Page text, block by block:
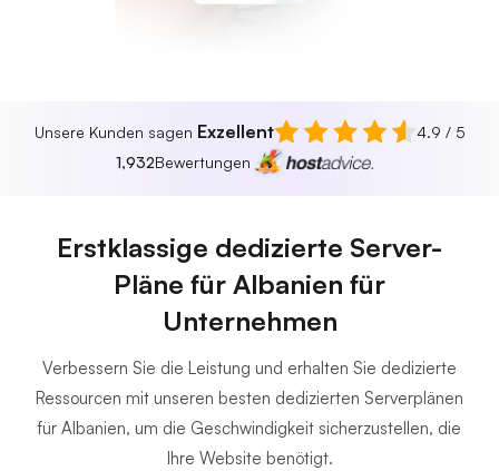
Unsere Kunden sagen Exzellent
4.9 / 5
1,932Bewertungen
Erstklassige dedizierte Server-
Pläne für Albanien für
Unternehmen
Verbessern Sie die Leistung und erhalten Sie dedizierte
Ressourcen mit unseren besten dedizierten Serverplänen
für Albanien, um die Geschwindigkeit sicherzustellen, die
Ihre Website benötigt.